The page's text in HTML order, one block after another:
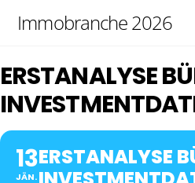
Immobranche 2026
ERSTANALYSE
13
JÄN.
ERSTANALYSE